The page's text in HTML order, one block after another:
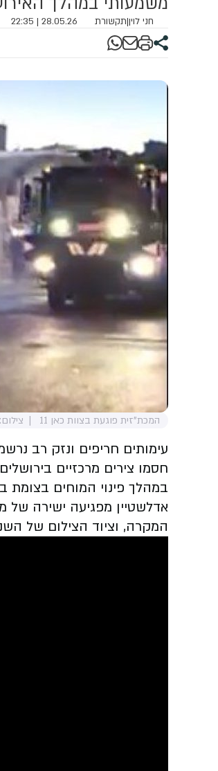
חני לוין|תקשורת 28.05.26 | 22:35
המכת"זית פוגעת בצוות כאן 11
עימותים חריפים ונזק רב
חסמו צירים מרכזיים
במהלך פינוי המוחים בצומת
אדלשטיין מפגיעה ישירה של
המקרה, וציוד הצילום של